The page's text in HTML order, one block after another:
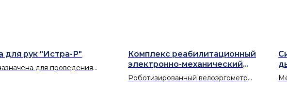
для рук "Истра-Р"
для проведения
Комплекс реабилитационный
электронно-механический
терапевтический OMEGO
Роботизированный велоэргометр